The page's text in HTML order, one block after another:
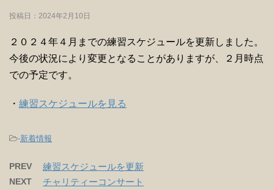
投稿日： 2024年2月10日
２０２４年４月までの練習スケジュールを更新しました。
今後の状況により変更となることがありますが、２月時点
での予定です。
・ 練習スケジュールを見る
-新着情報
PREV 練習スケジュールを更新
NEXT チャリティーコンサート